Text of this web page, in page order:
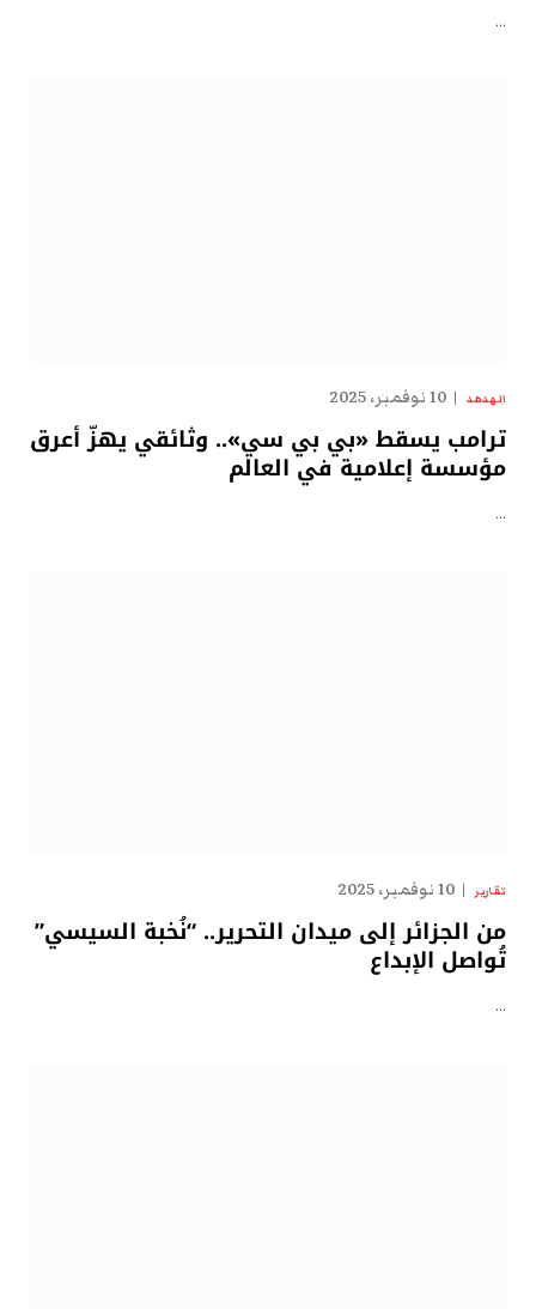
…
الهدهد 10 نوفمبر، 2025
ترامب يسقط «بي بي سي».. وثائقي يهزّ أعرق
مؤسسة إعلامية في العالم
…
تقارير 10 نوفمبر، 2025
من الجزائر إلى ميدان التحرير.. “نُخبة السيسي”
تُواصل الإبداع
…